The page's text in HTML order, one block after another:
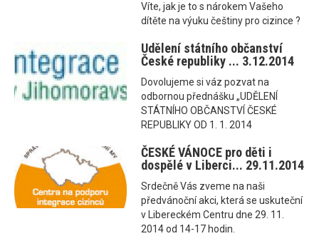
Víte, jak je to s nárokem Vašeho
dítěte na výuku češtiny pro cizince ?
Udělení státního občanství
České republiky ... 3.12.2014
Dovolujeme si váz pozvat na
odbornou přednášku „UDĚLENÍ
STÁTNÍHO OBČANSTVÍ ČESKÉ
REPUBLIKY OD 1. 1. 2014
ČESKÉ VÁNOCE pro děti i
dospělé v Liberci... 29.11.2014
Srdečně Vás zveme na naši
předvánoční akci, která se uskuteční
v Libereckém Centru dne 29. 11.
2014 od 14-17 hodin.